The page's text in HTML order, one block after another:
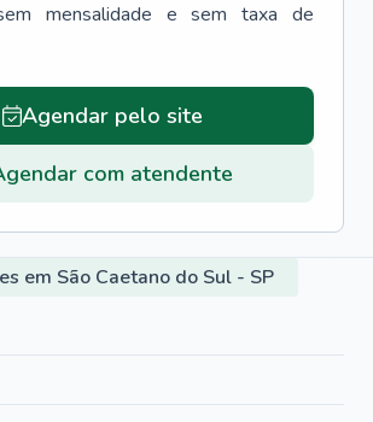
mensalidade e sem taxa de
Agendar pelo site
com atendente
em São Caetano do Sul - SP